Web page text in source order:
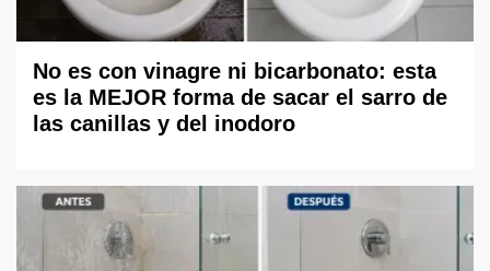
No es con vinagre ni bicarbonato: esta
es la MEJOR forma de sacar el sarro de
las canillas y del inodoro